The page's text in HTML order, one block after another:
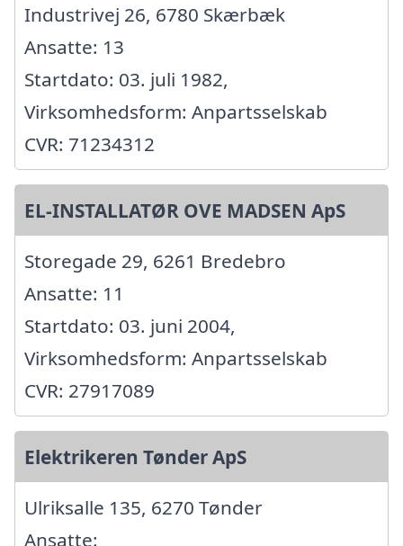
Industrivej 26, 6780 Skærbæk
Ansatte: 13
Startdato: 03. juli 1982,
Virksomhedsform: Anpartsselskab
CVR: 71234312
EL-INSTALLATØR OVE MADSEN ApS
Storegade 29, 6261 Bredebro
Ansatte: 11
Startdato: 03. juni 2004,
Virksomhedsform: Anpartsselskab
CVR: 27917089
Elektrikeren Tønder ApS
Ulriksalle 135, 6270 Tønder
Ansatte: